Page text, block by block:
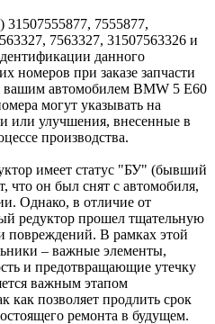
7555877,
7563327, 31507563326 и
данного
номеров при заказе запчасти
вашим автомобилем BMW 5 Е60
могут указывать на
или улучшения, внесенные в
производства.
имеет статус "БУ" (бывший
что он был снят с автомобиля,
Однако, в отличие от
редуктор прошел тщательную
повреждений. В рамках этой
– важные элементы,
и предотвращающие утечку
важным этапом
как позволяет продлить срок
ремонта в будущем.